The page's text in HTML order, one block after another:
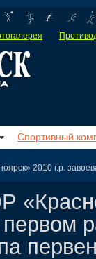
Спортивный
2010 г.р.